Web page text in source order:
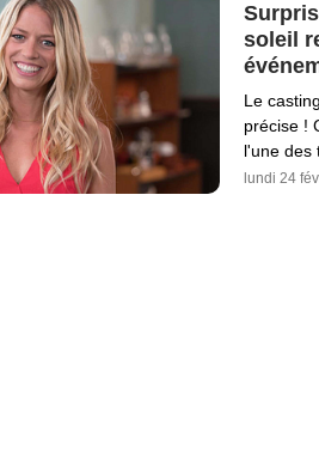
soleil
Le
précise !
l'une des
lundi 24